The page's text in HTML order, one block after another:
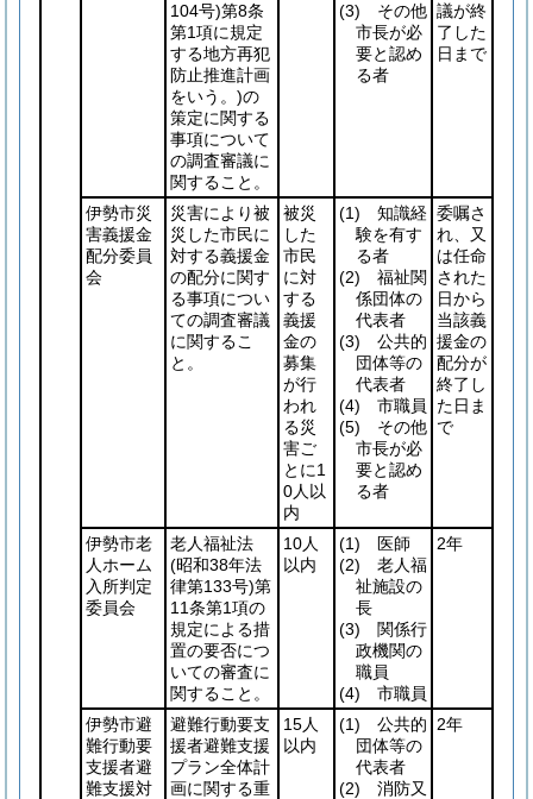
104号)第8条
第1項に規定
する地方再犯
防止推進計画
をいう。)の
策定に関する
事項について
の調査審議に
関すること。
(3) その他
市長が必
要と認め
る者
議が終
了した
日まで
伊勢市災
害義援金
配分委員
会
災害により被
災した市民に
対する義援金
の配分に関す
る事項につい
ての調査審議
に関するこ
と。
被災
した
市民
に対
する
義援
金の
募集
が行
われ
る災
害ご
とに1
0人以
内
(1) 知識経
験を有す
る者
(2) 福祉関
係団体の
代表者
(3) 公共的
団体等の
代表者
(4) 市職員
(5) その他
市長が必
要と認め
る者
委嘱さ
れ、又
は任命
された
日から
当該義
援金の
配分が
終了し
た日ま
で
伊勢市老
人ホーム
入所判定
委員会
老人福祉法
(昭和38年法
律第133号)第
11条第1項の
規定による措
置の要否につ
いての審査に
関すること。
10人
以内
(1) 医師
(2) 老人福
祉施設の
長
(3) 関係行
政機関の
職員
(4) 市職員
2年
伊勢市避
難行動要
支援者避
難支援対
避難行動要支
援者避難支援
プラン全体計
画に関する重
15人
以内
(1) 公共的
団体等の
代表者
(2) 消防又
2年